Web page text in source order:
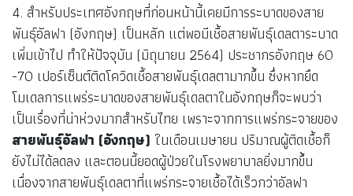
4. สำหรับประเทศอังกฤษที่ก่อนหน้านี้เคยมีการระบาดของสาย
พันธุ์อัลฟา (อังกฤษ) เป็นหลัก แต่พอมีเชื้อสายพันธุ์เดลตาระบาด
เพิ่มเข้าไป ทำให้ปัจจุบัน (มิถุนายน 2564) ประชากรอังกฤษ 60
-70 เปอร์เซ็นต์ติดโควิดเชื้อสายพันธุ์เดลตามากขึ้น ซึ่งหากยึด
โมเดลการแพร่ระบาดของสายพันธุ์เดลตาในอังกฤษก็จะพบว่า
เป็นเรื่องที่น่าห่วงมากสำหรับไทย เพราะจากการแพร่กระจายของ
สายพันธุ์อัลฟา (อังกฤษ) ในเดือนเมษายน ปริมาณผู้ติดเชื้อก็
ยังไม่ได้ลดลง และตอนนี้ยอดผู้ป่วยในโรงพยาบาลยิ่งมากขึ้น
เนื่องจากสายพันธุ์เดลตาที่แพร่กระจายเชื้อได้เร็วกว่าอัลฟา